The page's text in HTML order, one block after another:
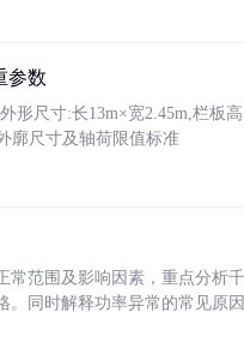
参数
形尺寸:长13m×宽2.45m,栏板
廓尺寸及轴荷限值标准
常范围及影响因素，重点分析
。同时解释功率异常的常见原